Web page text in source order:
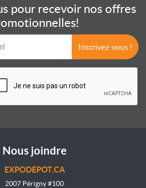
pour recevoir nos offres
Inscrivez-vous !
Nous joindre
EXPODEPOT.CA
2007 Périgny #100